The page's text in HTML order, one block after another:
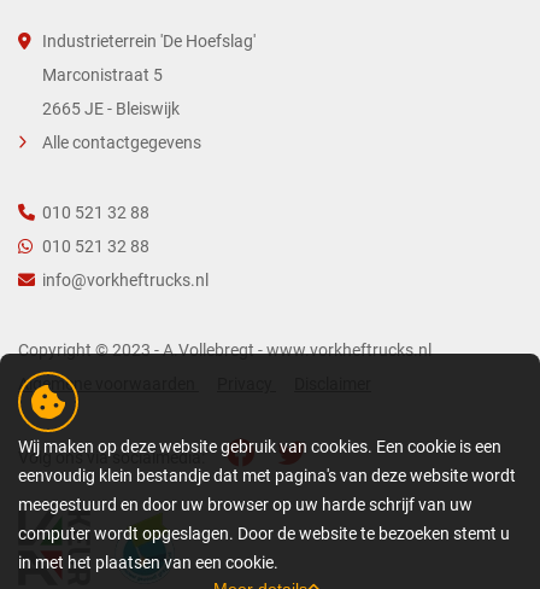
Industrieterrein 'De Hoefslag'
Marconistraat 5
2665 JE - Bleiswijk
Alle contactgegevens
010 521 32 88
010 521 32 88
info@vorkheftrucks.nl
Copyright © 2023 - A.Vollebregt - www.vorkheftrucks.nl
Algemene voorwaarden
Volg ons via socialmedia:
Wij maken op deze website gebruik van cookies. Een cookie is een
eenvoudig klein bestandje dat met pagina's van deze website wordt
meegestuurd en door uw browser op uw harde schrijf van uw
computer wordt opgeslagen. Door de website te bezoeken stemt u
in met het plaatsen van een cookie.